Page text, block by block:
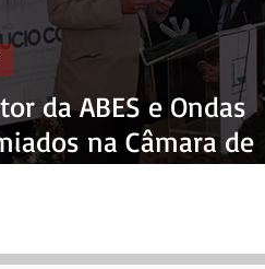
da ABES e Ondas
na Câmara de